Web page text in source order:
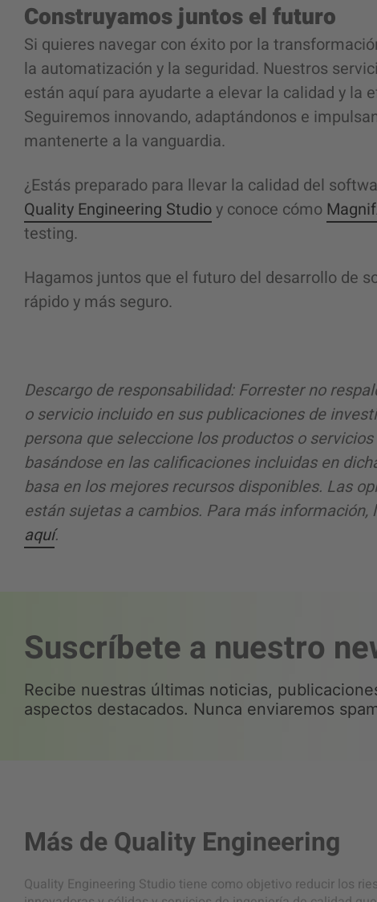
Construyamos juntos el futuro
Si quieres navegar con éxito por la
la automatización y la seguridad. Nuestros
están aquí para ayudarte a elevar la calidad y la
Seguiremos innovando, adaptándonos e
mantenerte a la vanguardia.
¿Estás preparado para llevar la calidad del
Quality Engineering Studio y conoce cómo
testing.
Hagamos juntos que el futuro del desarrollo de
rápido y más seguro.
Descargo de responsabilidad: Forrester no
o servicio incluido en sus publicaciones de
persona que seleccione los productos o
basándose en las calificaciones incluidas en
basa en los mejores recursos disponibles. Las
están sujetas a cambios. Para más
aquí.
Suscríbete a nuestro
Recibe nuestras últimas noticias,
aspectos destacados. Nunca enviaremos
Más deQuality Engineering
Quality Engineering Studio tiene como objetivo reducir los